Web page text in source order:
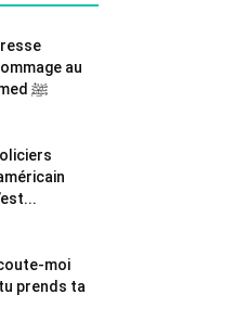
au
Prophète Mohammed ﷺ
moi
prends ta